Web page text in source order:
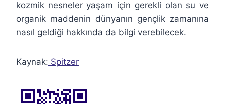
kozmik nesneler yaşam için gerekli olan su ve
organik maddenin dünyanın gençlik zamanına
nasıl geldiği hakkında da bilgi verebilecek.
Kaynak: Spitzer